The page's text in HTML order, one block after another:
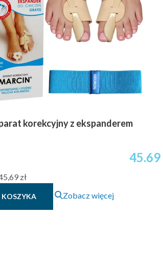
korekcyjny z ekspanderem
45.69
zł
Zobacz więcej